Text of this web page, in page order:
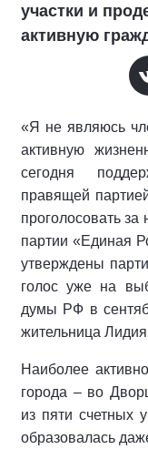
участки и
активную
«Я не являюсь
активную
сегодня
правящей
проголосовать
партии «Единая
утверждены
голос уже на
думы РФ в
жительница
Наиболее
города – во
из пяти счетных
образовалась